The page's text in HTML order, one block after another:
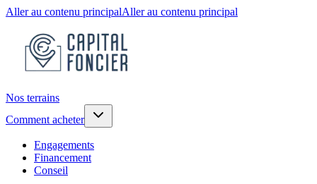
Aller au contenu principalAller au contenu principal
Nos terrains
Comment acheter
Engagements
Financement
Conseil